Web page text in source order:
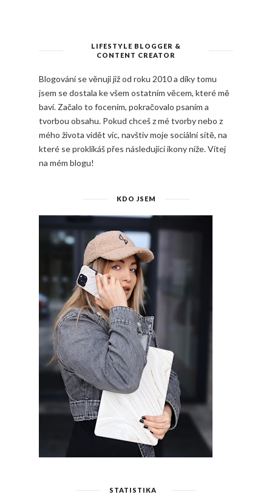
LIFESTYLE BLOGGER &
CONTENT CREATOR
Blogování se věnuji již od roku 2010 a díky tomu
jsem se dostala ke všem ostatním věcem, které mě
baví. Začalo to focením, pokračovalo psaním a
tvorbou obsahu. Pokud chceš z mé tvorby nebo z
mého života vidět víc, navštiv moje sociální sítě, na
které se proklikáš přes následující ikony níže. Vítej
na mém blogu!
KDO JSEM
STATISTIKA